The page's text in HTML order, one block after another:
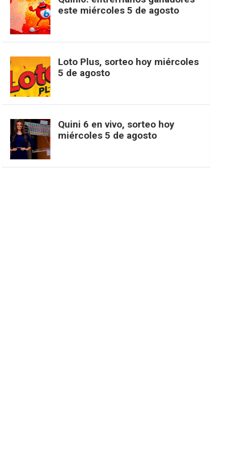
o
k
t
t
e
r
T
b
d
este miércoles 5 de agosto
Loto Plus, sorteo hoy miércoles
5 de agosto
Quini 6 en vivo, sorteo hoy
miércoles 5 de agosto